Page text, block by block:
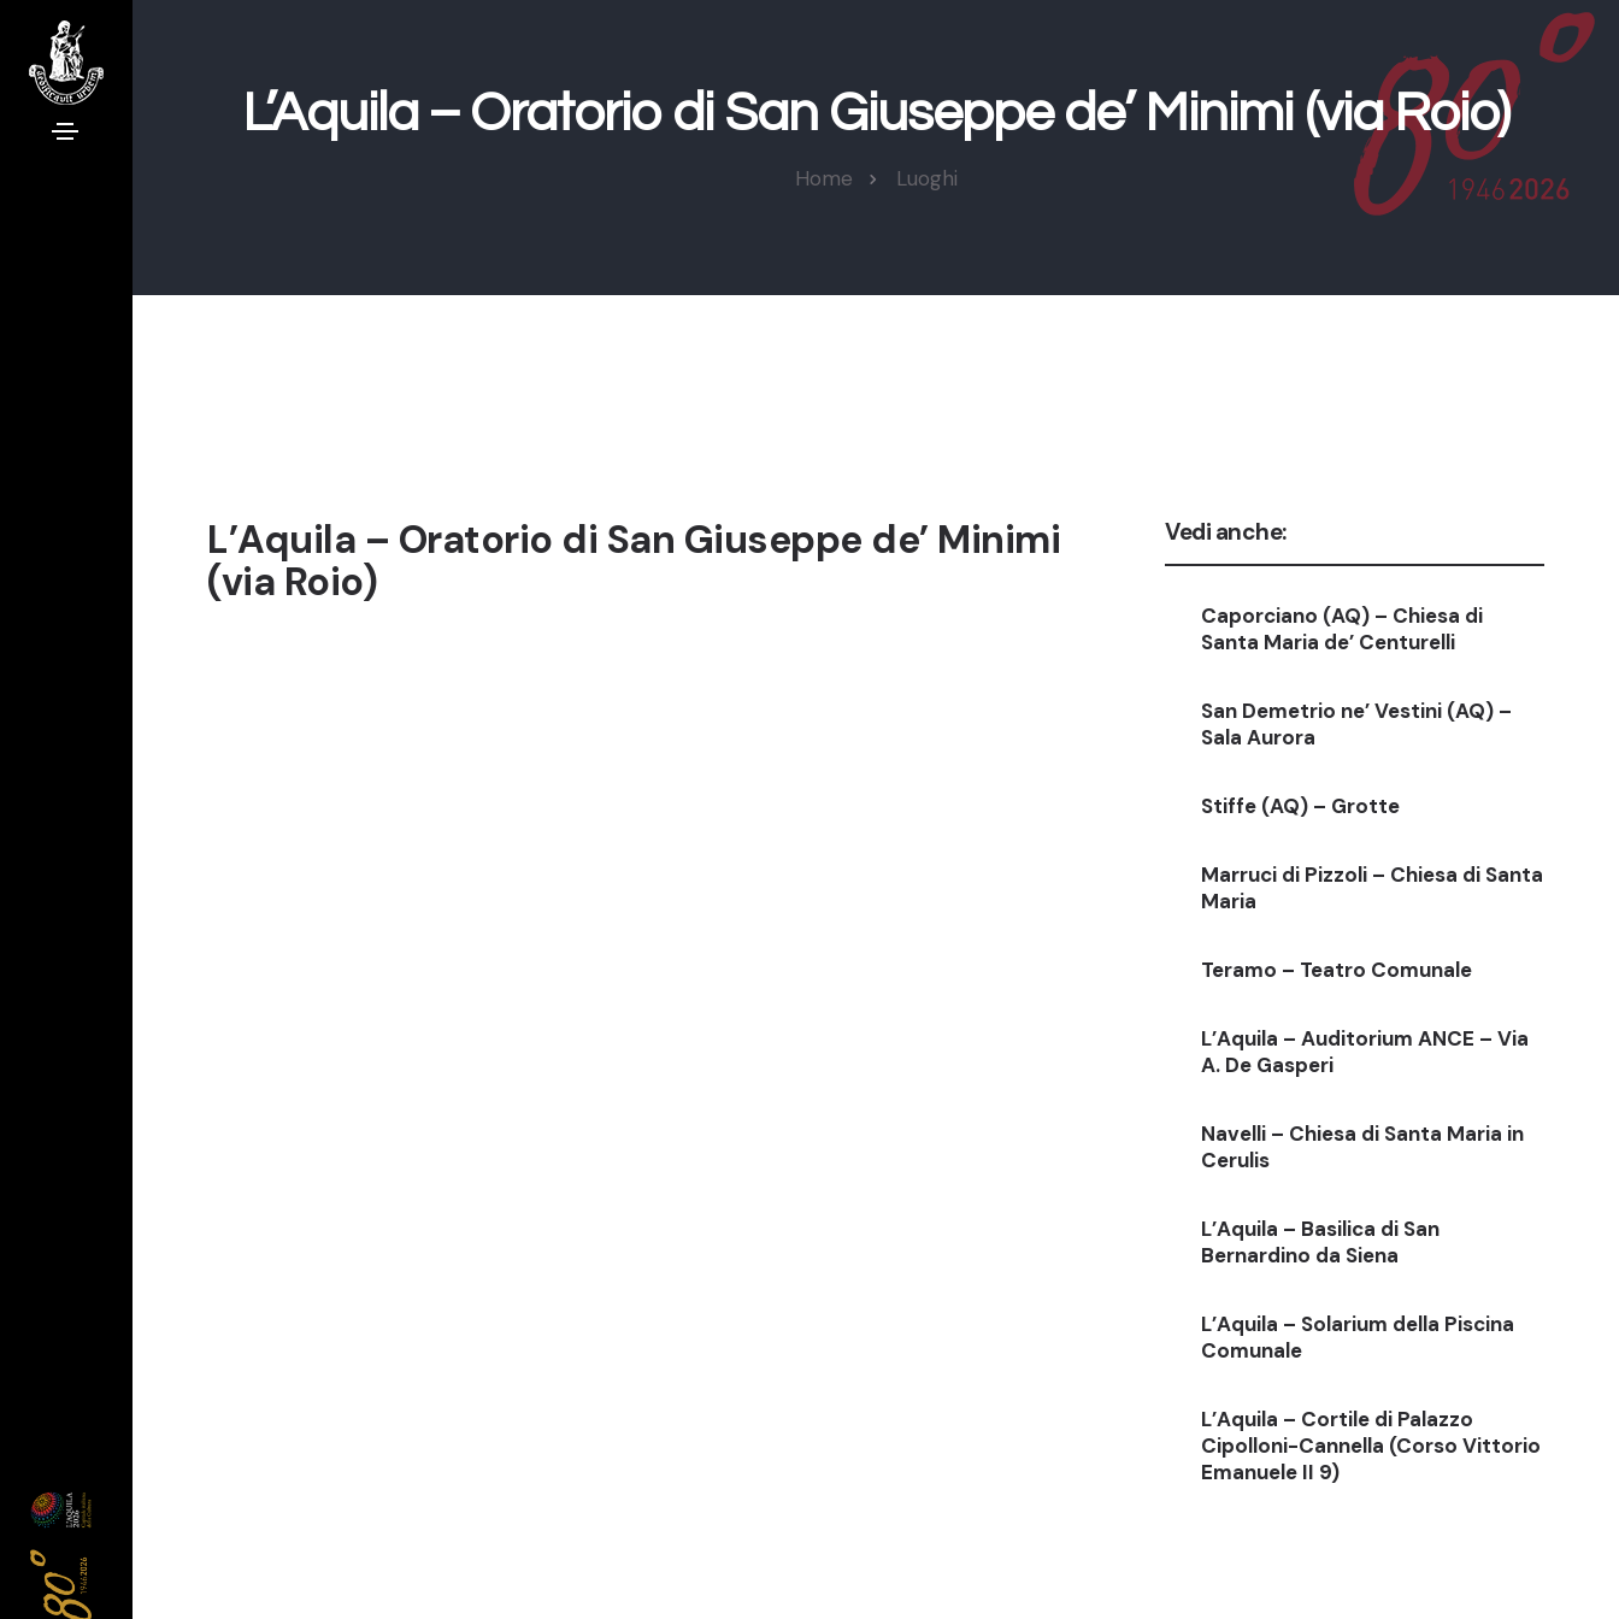
L’Aquila – Oratorio di San Giuseppe de’ Minimi (via Roio)
Home Luoghi
L’Aquila – Oratorio di San Giuseppe de’ Minimi
(via Roio)
Vedi anche:
Caporciano (AQ) – Chiesa di
Santa Maria de’ Centurelli
San Demetrio ne’ Vestini (AQ) –
Sala Aurora
Stiffe (AQ) – Grotte
Marruci di Pizzoli – Chiesa di Santa
Maria
Teramo – Teatro Comunale
L’Aquila – Auditorium ANCE – Via
A. De Gasperi
Navelli – Chiesa di Santa Maria in
Cerulis
L’Aquila – Basilica di San
Bernardino da Siena
L’Aquila – Solarium della Piscina
Comunale
L’Aquila – Cortile di Palazzo
Cipolloni-Cannella (Corso Vittorio
Emanuele II 9)